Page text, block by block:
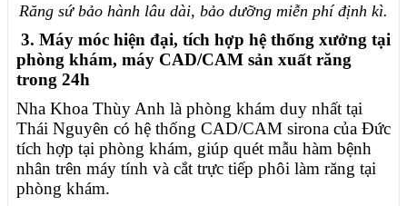
Răng sứ bảo hành lâu dài, bảo dưỡng miễn phí định kì.
3. Máy móc hiện đại, tích hợp hệ thống xưởng tại
phòng khám, máy CAD/CAM sản xuất răng
trong 24h
Nha Khoa Thùy Anh là phòng khám duy nhất tại
Thái Nguyên có hệ thống CAD/CAM sirona của Đức
tích hợp tại phòng khám, giúp quét mẫu hàm bệnh
nhân trên máy tính và cắt trực tiếp phôi làm răng tại
phòng khám.